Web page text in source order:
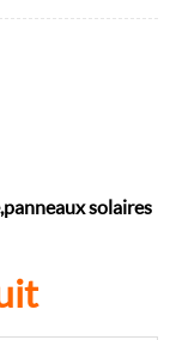
panneaux solaires